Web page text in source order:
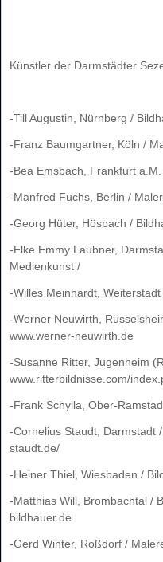
Künstler der Darmstädter
-Till Augustin, Nürnberg /
-Franz Baumgartner, Köln /
-Bea Emsbach, Frankfurt
-Manfred Fuchs, Berlin /
-Georg Hüter, Hösbach /
-Elke Emmy Laubner,
Medienkunst /
-Willes Meinhardt,
-Werner Neuwirth,
www.werner-neuwirth.de
-Susanne Ritter, Jugenheim
www.ritterbildnisse.com/
-Frank Schylla, Ober-
-Cornelius Staudt, Darmstadt
staudt.de/
-Heiner Thiel, Wiesbaden /
-Matthias Will, Brombachtal /
bildhauer.de
-Gerd Winter, Roßdorf /